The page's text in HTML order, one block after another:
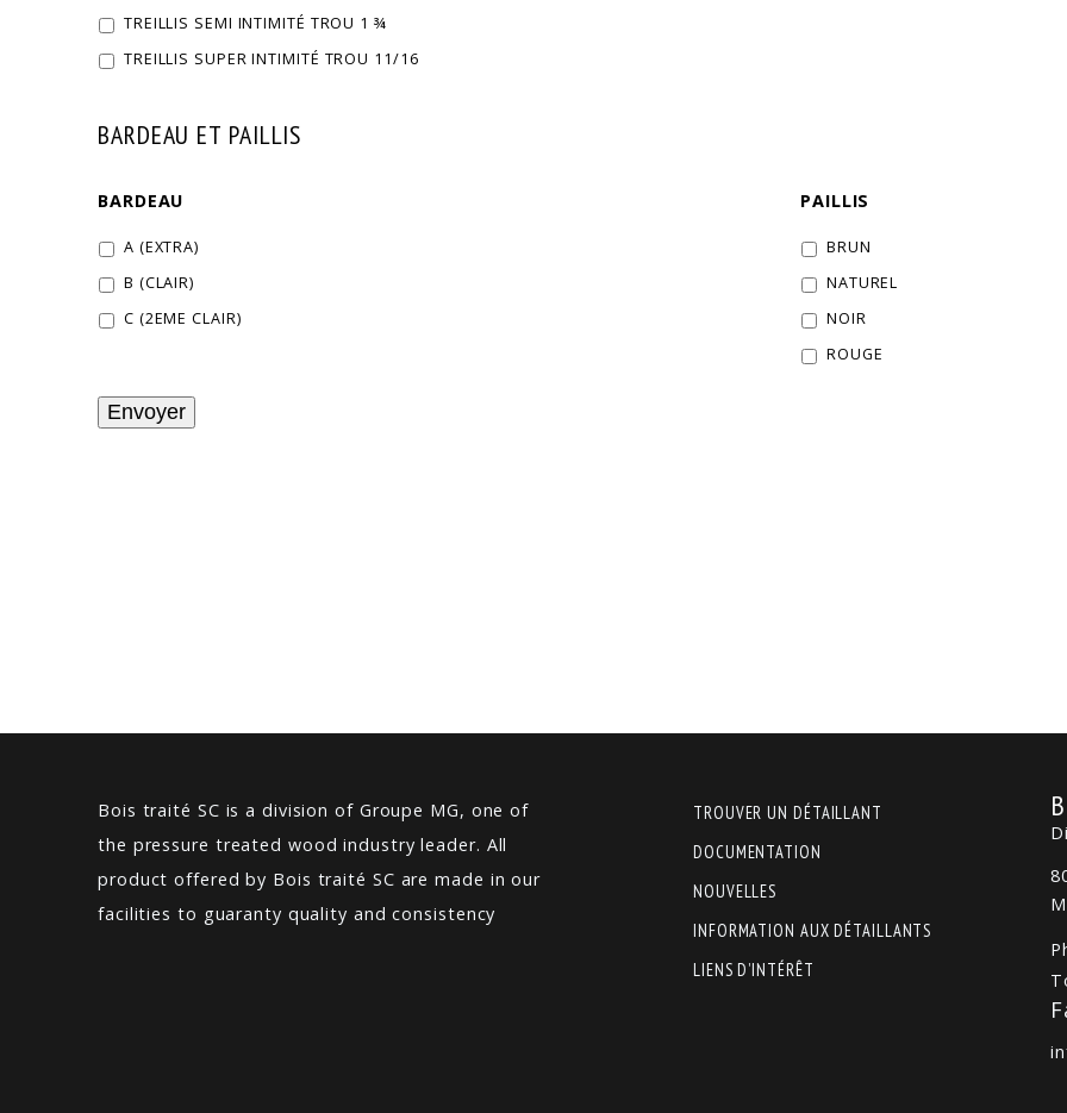
TREILLIS SEMI INTIMITÉ TROU 1 ¾
TREILLIS SUPER INTIMITÉ TROU 11/16
BARDEAU ET PAILLIS
BARDEAU
A (EXTRA)
B (CLAIR)
C (2EME CLAIR)
PAILLIS
BRUN
NATUREL
NOIR
ROUGE
Bois traité SC is a division of Groupe MG, one of
the pressure treated wood industry leader. All
product offered by Bois traité SC are made in our
facilities to guaranty quality and consistency
TROUVER UN DÉTAILLANT
DOCUMENTATION
NOUVELLES
INFORMATION AUX DÉTAILLANTS
LIENS D’INTÉRÊT